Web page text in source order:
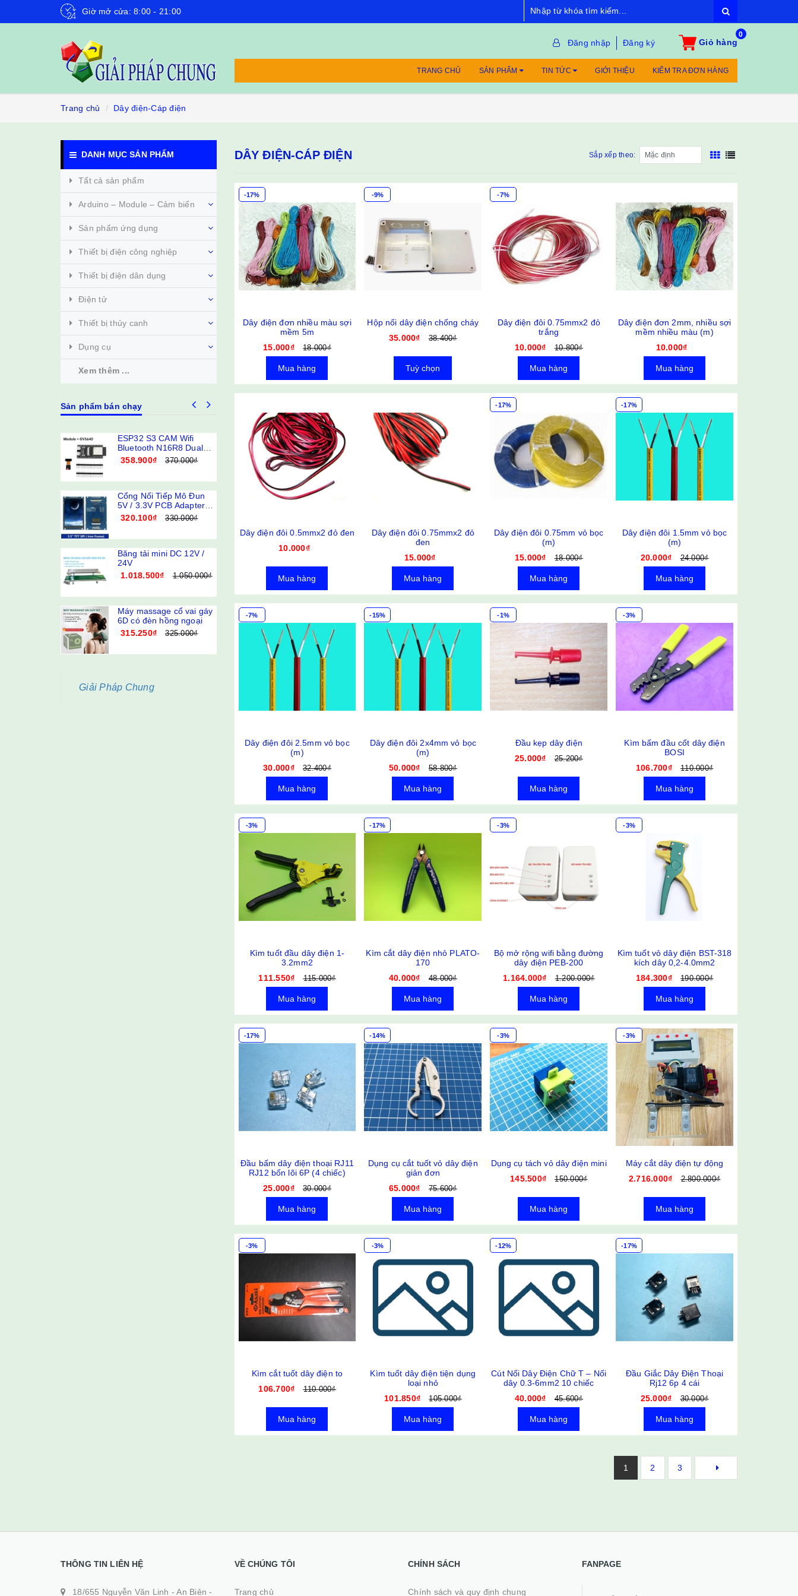
Giờ mở cửa: 8:00 - 21:00
Đăng nhập Đăng ký
0
Giỏ hàng
TRANG CHỦ SẢN PHẨM TIN TỨC GIỚI THIỆU KIỂM TRA ĐƠN HÀNG
Trang chủ Dây điện-Cáp điện
DÂY ĐIỆN-CÁP ĐIỆN Sắp xếp theo:
-17%
Dây điện đơn nhiều màu sợi
mềm 5m
15.000₫
18.000₫
Mua hàng
-9%
Hộp nối dây điện chống cháy
35.000₫
38.400₫
Tuỳ chọn
-7%
Dây điện đôi 0.75mmx2 đỏ
trắng
10.000₫
10.800₫
Mua hàng
Dây điện đơn 2mm, nhiều sợi
mềm nhiều màu (m)
10.000₫
Mua hàng
Dây điện đôi 0.5mmx2 đỏ đen
10.000₫
Mua hàng
Dây điện đôi 0.75mmx2 đỏ
đen
15.000₫
Mua hàng
-17%
Dây điện đôi 0.75mm vỏ bọc
(m)
15.000₫
18.000₫
Mua hàng
-17%
Dây điện đôi 1.5mm vỏ bọc
(m)
20.000₫
24.000₫
Mua hàng
-7%
Dây điện đôi 2.5mm vỏ bọc
(m)
30.000₫
32.400₫
Mua hàng
-15%
Dây điện đôi 2x4mm vỏ bọc
(m)
50.000₫
58.800₫
Mua hàng
-1%
Đầu kẹp dây điện
25.000₫
25.200₫
Mua hàng
-3%
Kìm bấm đầu cốt dây điện
BOSI
106.700₫
110.000₫
Mua hàng
-3%
Kìm tuốt đầu dây điện 1-
3.2mm2
111.550₫
115.000₫
Mua hàng
-17%
Kìm cắt dây điện nhỏ PLATO-
170
40.000₫
48.000₫
Mua hàng
-3%
Bộ mở rộng wifi bằng đường
dây điện PEB-200
1.164.000₫
1.200.000₫
Mua hàng
-3%
Kìm tuốt vỏ dây điện BST-318
kích dây 0,2-4.0mm2
184.300₫
190.000₫
Mua hàng
-17%
Đầu bấm dây điện thoại RJ11
RJ12 bốn lõi 6P (4 chiếc)
25.000₫
30.000₫
Mua hàng
-14%
Dụng cụ cắt tuốt vỏ dây điện
giản đơn
65.000₫
75.600₫
Mua hàng
-3%
Dụng cụ tách vỏ dây điện mini
145.500₫
150.000₫
Mua hàng
-3%
Máy cắt dây điện tự động
2.716.000₫
2.800.000₫
Mua hàng
-3%
Kìm cắt tuốt dây điện to
106.700₫
110.000₫
Mua hàng
-3%
Kìm tuốt dây điện tiện dụng
loại nhỏ
101.850₫
105.000₫
Mua hàng
-12%
Cút Nối Dây Điện Chữ T – Nối
dây 0.3-6mm2 10 chiếc
40.000₫
45.600₫
Mua hàng
-17%
Đầu Giắc Dây Điện Thoại
Rj12 6p 4 cái
25.000₫
30.000₫
Mua hàng
1 2 3
DANH MỤC SẢN PHẨM
Tất cả sản phẩm
Arduino – Module – Cảm biến
Sản phẩm ứng dụng
Thiết bị điện công nghiệp
Thiết bị điện dân dụng
Điện tử
Thiết bị thủy canh
Dụng cụ
Xem thêm ...
Sản phẩm bán chạy
ESP32 S3 CAM Wifi
Bluetooth N16R8 Dual
Type-C
358.900₫ 370.000₫
Cổng Nối Tiếp Mô Đun
5V / 3.3V PCB Adapter
ST7789V / ST7796S Màn
320.100₫ 330.000₫
Băng tải mini DC 12V /
24V
1.018.500₫
1.050.000₫
Máy massage cổ vai gáy
6D có đèn hồng ngoại
315.250₫
325.000₫
Nhựa in 3D PLA thuần
1kg
291.000₫
300.000₫
Đồng Hồ Đo Điện Vạn
Giải Pháp Chung
THÔNG TIN LIÊN HỆ
18/655 Nguyễn Văn Linh - An Biên -
VỀ CHÚNG TÔI
Trang chủ
CHÍNH SÁCH
Chính sách và quy định chung
FANPAGE